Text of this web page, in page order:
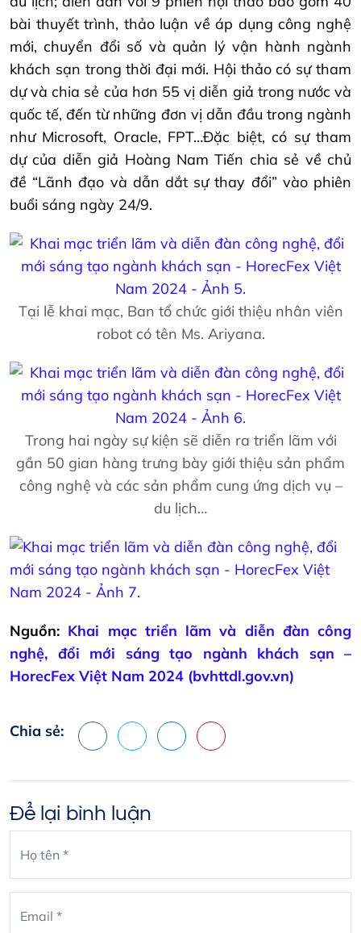
bài thuyết trình, thảo luận về áp dụng công nghệ
mới, chuyển đổi số và quản lý vận hành ngành
khách sạn trong thời đại mới. Hội thảo có sự tham
dự và chia sẻ của hơn 55 vị diễn giả trong nước và
quốc tế, đến từ những đơn vị dẫn đầu trong ngành
như Microsoft, Oracle, FPT…Đặc biệt, có sự tham
dự của diễn giả Hoàng Nam Tiến chia sẻ về chủ
đề “Lãnh đạo và dẫn dắt sự thay đổi” vào phiên
buổi sáng ngày 24/9.
Tại lễ khai mạc, Ban tổ chức giới thiệu nhân viên
robot có tên Ms. Ariyana.
Trong hai ngày sự kiện sẽ diễn ra triển lãm với
gần 50 gian hàng trưng bày giới thiệu sản phẩm
công nghệ và các sản phẩm cung ứng dịch vụ –
du lịch…
Nguồn: Khai mạc triển lãm và diễn đàn công
nghệ, đổi mới sáng tạo ngành khách sạn –
HorecFex Việt Nam 2024 (bvhttdl.gov.vn)
Chia sẻ:
Facebook
X LinkedInPinterest
Để lại bình luận
blank